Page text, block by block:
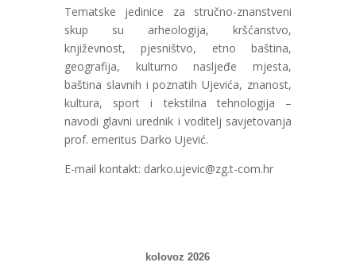
Tematske jedinice za stručno-znanstveni
skup su arheologija, kršćanstvo,
književnost, pjesništvo, etno baština,
geografija, kulturno nasljeđe mjesta,
baština slavnih i poznatih Ujevića, znanost,
kultura, sport i tekstilna tehnologija –
navodi glavni urednik i voditelj savjetovanja
prof. emeritus Darko Ujević.
E-mail kontakt: darko.ujevic@zg.t-com.hr
kolovoz 2026